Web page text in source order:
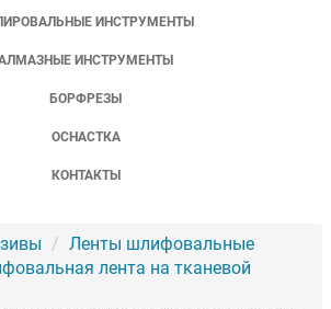
ИНСТРУМЕНТЫ
ИНСТРУМЕНТЫ
БОРФРЕЗЫ
ОСНАСТКА
КОНТАКТЫ
Ленты шлифовальные
лента на тканевой